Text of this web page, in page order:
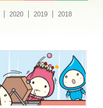
2020 2019
2018